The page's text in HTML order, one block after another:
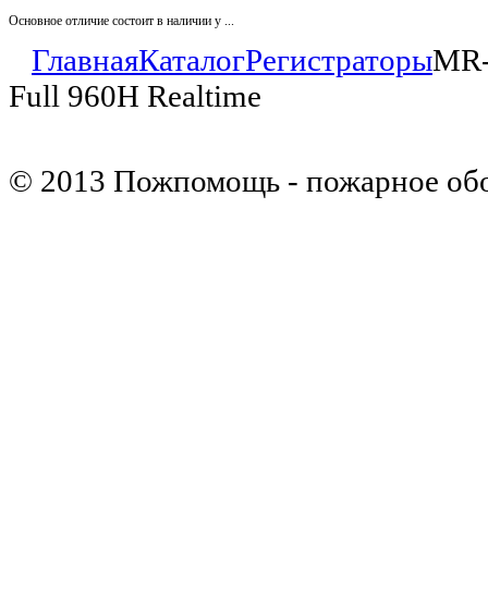
Основное отличие состоит в наличии у ...
ГлавнаяКаталогРегистраторы
Full 960H Realtime
© 2013 Пожпомощь - пожарное